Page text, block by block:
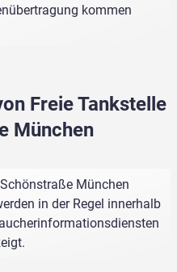
kommen
Freie Tankstelle
München
München
in der Regel innerhalb